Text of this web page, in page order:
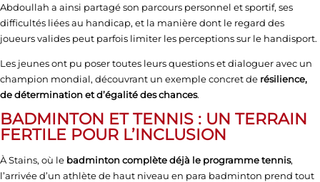
Abdoullah a ainsi partagé son parcours personnel et sportif, ses
difficultés liées au handicap, et la manière dont le regard des
joueurs valides peut parfois limiter les perceptions sur le handisport.
Les jeunes ont pu poser toutes leurs questions et dialoguer avec un
champion mondial, découvrant un exemple concret de résilience,
de détermination et d’égalité des chances.
BADMINTON ET TENNIS : UN TERRAIN
FERTILE POUR L’INCLUSION
À Stains, où le badminton complète déjà le programme tennis,
l’arrivée d’un athlète de haut niveau en para badminton prend tout